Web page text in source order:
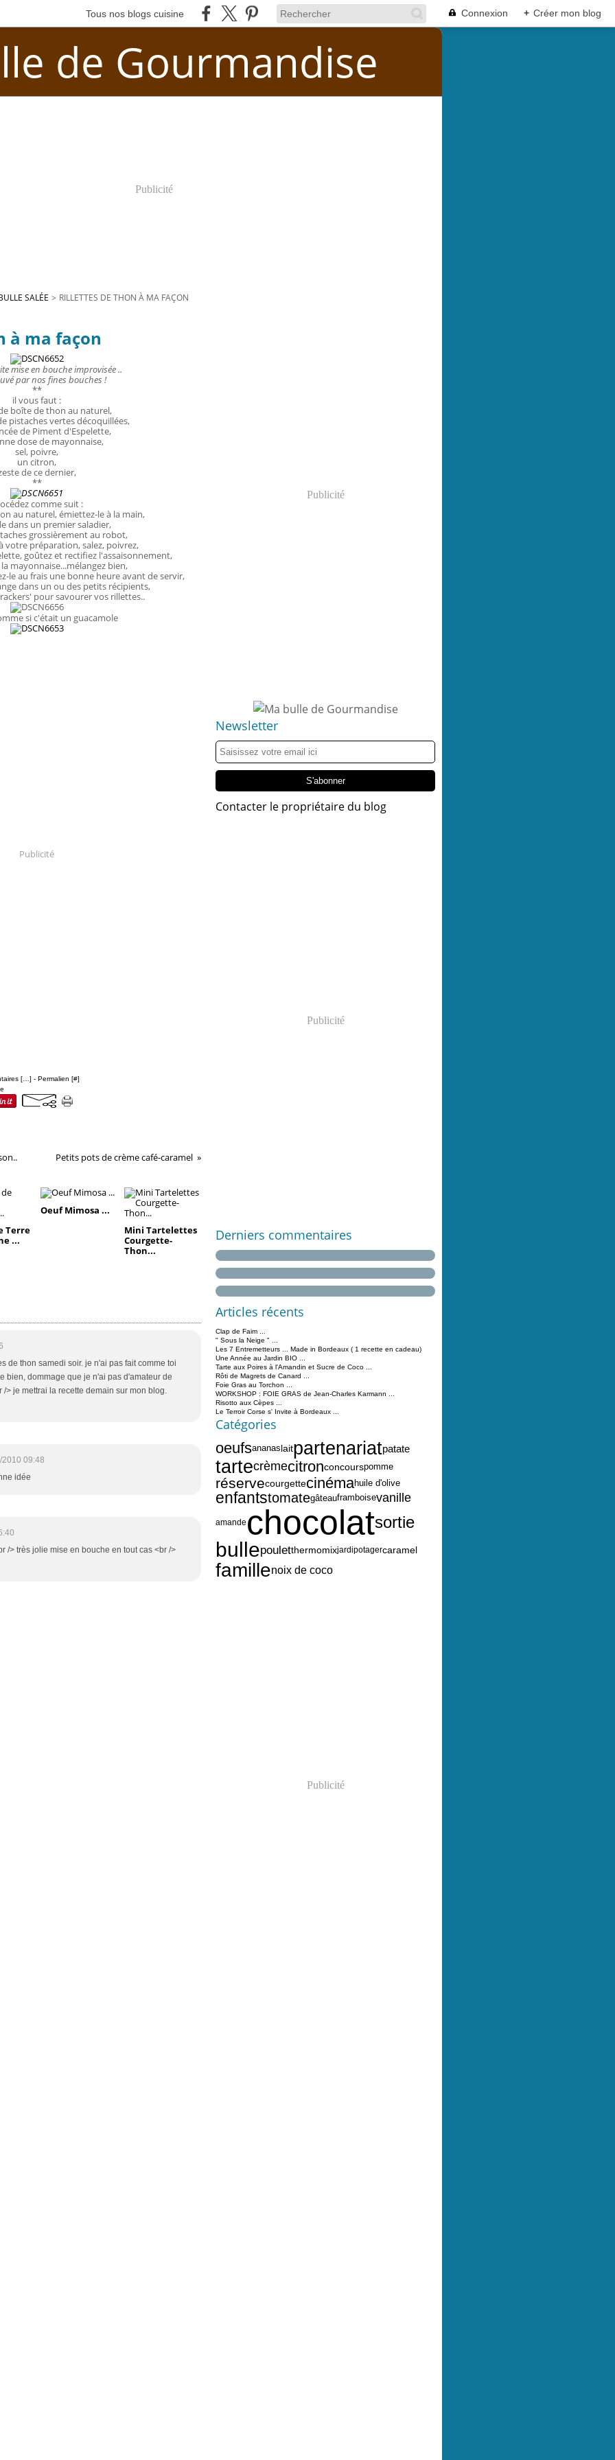
Tous nos blogs cuisine Connexion + Créer mon blog
de Gourmandise
Publicité
SALÉE > RILLETTES DE THON À MA FAÇON
à ma façon
mise en bouche improvisée ..
par nos fines bouches !
**
il vous faut :
boîte de thon au naturel,
pistaches vertes décoquillées,
de Piment d'Espelette,
dose de mayonnaise,
sel, poivre,
un citron,
de ce dernier,
**
comme suit :
au naturel, émiettez-le à la main,
dans un premier saladier,
grossièrement au robot,
votre préparation, salez, poivrez,
goûtez et rectifiez l'assaisonnement,
mayonnaise...mélangez bien,
le au frais une bonne heure avant de servir,
dans un ou des petits récipients,
pour savourer vos rillettes..
si c'était un guacamole
Publicité
[ ] - Permalien [#]
Petits pots de crème café-caramel
Terre
...
Oeuf Mimosa ...
Mini Tartelettes
Courgette-
Thon...
de thon samedi soir. je n'ai pas fait comme toi
bien, dommage que je n'ai pas d'amateur de
/> je mettrai la recette demain sur mon blog.
2010 09:48
idée
/> très jolie mise en bouche en tout cas <br />
Publicité
Newsletter
Contacter le propriétaire du blog
Publicité
Derniers commentaires
Articles récents
Clap de Faim ...
" Sous la Neige " ...
Les 7 Entremetteurs ... Made in Bordeaux ( 1 recette en cadeau)
Une Année au Jardin BIO ...
Tarte aux Poires à l'Amandin et Sucre de Coco ...
Rôti de Magrets de Canard ...
Foie Gras au Torchon ...
WORKSHOP : FOIE GRAS de Jean-Charles Karmann ...
Risotto aux Cèpes ...
Le Terroir Corse s' Invite à Bordeaux ...
Catégories
oeufsananaslaitpartenariatpatate
tartecrèmecitronconcourspomme
réservecourgettecinémahuile d'olive
enfantstomategâteauframboisevanille
amande chocolatsortie
bullepouletthermomixjardipotagercaramel
famillenoix de coco
Publicité